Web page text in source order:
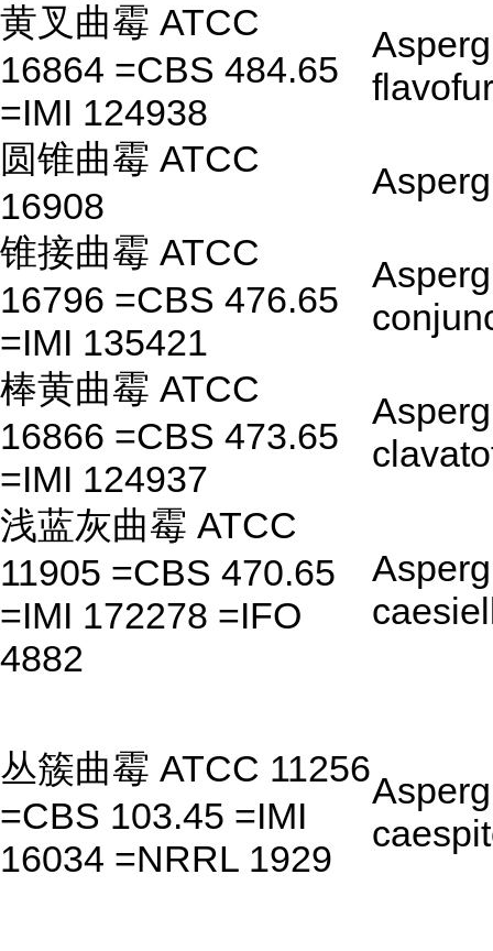
黄叉曲霉 ATCC
16864 =CBS 484.65
=IMI 124938
圆锥曲霉 ATCC
16908
锥接曲霉 ATCC
16796 =CBS 476.65
=IMI 135421
棒黄曲霉 ATCC
16866 =CBS 473.65
=IMI 124937
浅蓝灰曲霉 ATCC
11905 =CBS 470.65
=IMI 172278 =IFO
4882
丛簇曲霉 ATCC 11256
=CBS 103.45 =IMI
16034 =NRRL 1929